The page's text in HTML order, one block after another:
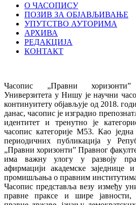
О ЧАСОПИСУ
ПОЗИВ ЗА ОБЈАВЉИВАЊЕ
УПУТСТВО АУТОРИМА
АРХИВА
РЕДАКЦИЈА
КОНТАКТ
Часопис „Правни
Универзитета у Нишу је научни
континуитету објављује од 2018.
данас, часопис је изградио
идентитет и тренутно је
часопис категорије М53. Као
периодичних публикација у
„Правни хоризонти” Правног
има важну улогу у развоју
афирмацији академске заједнице
промишљања о правним
Часопис представља везу између
правне праксе и шире јавности,